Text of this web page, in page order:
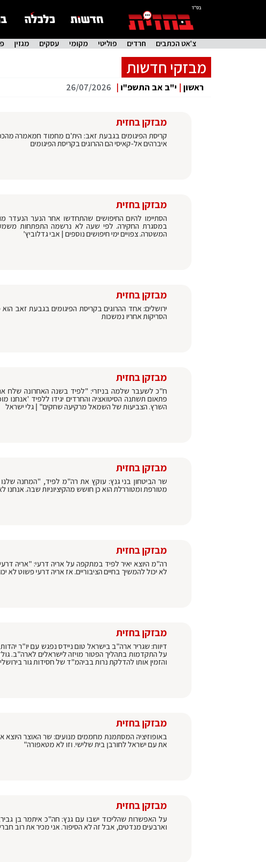
בס"ד
צ'אט הכתבים חרדים פוליטי מקומי עסקים מגזין
מבזקי חדשות
ראשון | י"ב אב התשפ"ו |
26/07/2026
מבזקן בחזית
קריסת הפיגומים בגבעת זאב: הית'ם מחמוד חמאמרה
איברהים אל-קאיסי הם ההרוגים בקריסת הפיגומים
מבזקן בחזית
הסתיימו להיום החיפושים שהתחדשו אחר הנער הנעדר
במסגרת החקירה. לפי שעה לא נרשמה התפתחות
המשטרה. צפויים ימי חיפושים נוספים | אבי גדלוביץ'
מבזקן בחזית
ירושלים: אחד ההרוגים בקריסת הפיגומים בגבעת זאב
הסריקות אחריו נמשכות
מבזקן בחזית
ח"כ לשעבר שלמה בניזרי: "לפיד בשנה האחרונה שלח
פתאום תשתנה הסיטואציה והחרדים יגידו ללפיד 'אנחנו
השרץ. הצביעות של השמאל מרקיעה שחקים" | גלי ישראל
מבזקן בחזית
שר הביטחון בני גנץ: עוקץ את רה"מ לפיד, "המחנה
מטורפת ומטוררלת הוא כן חושש מהקיציוניות שבה.
מבזקן בחזית
רה"מ היוצא יאיר לפיד במתקפה על אריה דרעי: "אריה
לא יכול להמשיך בחיים הציבוריים. אז אריה דרעי פשוט לא
מבזקן בחזית
דיווח: שגריר ארה"ב בישראל טום ניידס נפגש עם יו"ר
על התקדמות בתהליך הפטור מויזה לישראלים לארה"ב.
והזמין אותו להדלקת נרות בביהמ"ד של חסידות גור
מבזקן בחזית
באופוזיציה המסתמנת מחממים מנועים: שר האוצר היוצא
את עם ישראל לחורבן בית שלישי. וזו לא מטאפורה"
מבזקן בחזית
על האפשרות שהליכוד ישבו עם גנץ: חה"כ איתמר בן
וארבעים מנדטים, אבל זה לא הסיפור. אני מכיר את רוב